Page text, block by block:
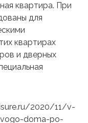
квартира. При
для
квартирах
и дверных
2020/11/v-
doma-po-